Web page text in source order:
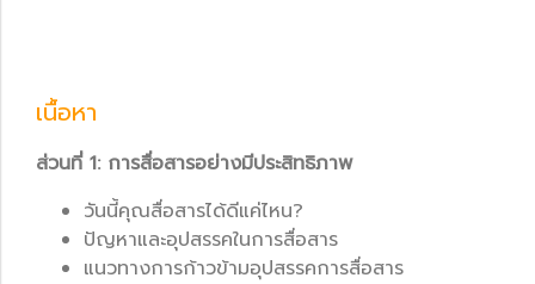
เนื้อหา
ส่วนที่ 1: การสื่อสารอย่างมีประสิทธิภาพ
วันนี้คุณสื่อสารได้ดีแค่ไหน?
ปัญหาและอุปสรรคในการสื่อสาร
แนวทางการก้าวข้ามอุปสรรคการสื่อสาร